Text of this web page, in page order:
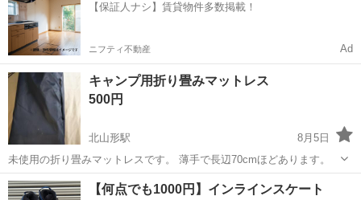
【保証人ナシ】賃貸物件多数掲載！
ニフティ不動産 Ad
キャンプ用折り畳みマットレス
500円
北山形駅
8月5日
未使用の折り畳みマットレスです。 薄手で長辺70cmほどあります。
山形 山形市 北山形駅 その他
【何点でも1000円】インラインスケート